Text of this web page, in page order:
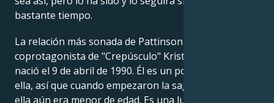
bastante tiempo.
La relación más sonada de Pattinson fue con la
coprotagonista de "Crepúsculo" Kristen Stewart. Ella
nació el 9 de abril de 1990. Él es un poco mayor que
ella, así que cuando empezaron la saga Crepúsculo,
ella aún era menor de edad. Es una luchadora de Sol